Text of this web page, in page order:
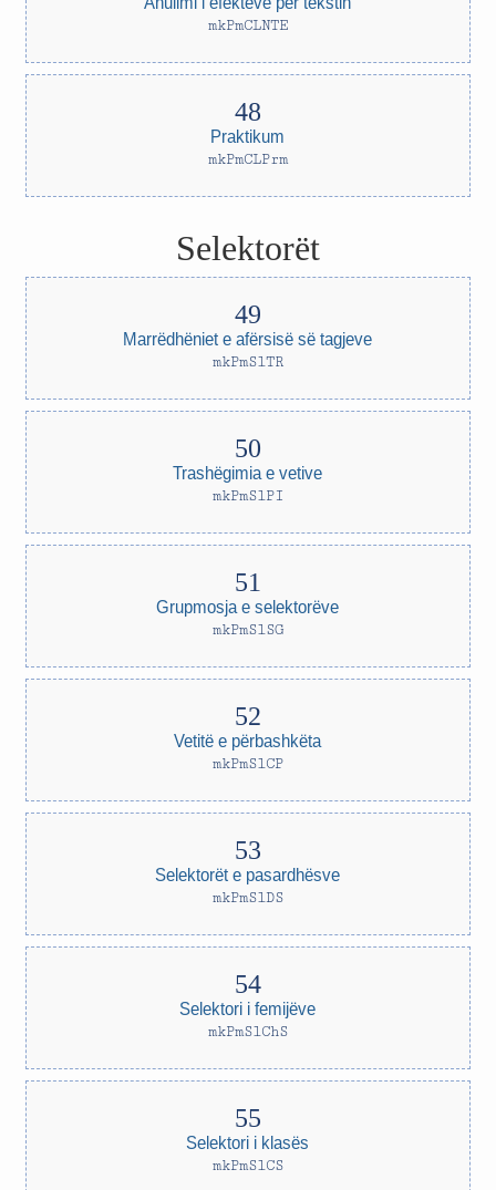
mkPmCLNTE
Praktikum
mkPmCLPrm
Selektorët
Marrëdhëniet e afërsisë së tagjeve
mkPmSlTR
Trashëgimia e vetive
mkPmSlPI
Grupmosja e selektorëve
mkPmSlSG
Vetitë e përbashkëta
mkPmSlCP
Selektorët e pasardhësve
mkPmSlDS
Selektori i femijëve
mkPmSlChS
Selektori i klasës
mkPmSlCS